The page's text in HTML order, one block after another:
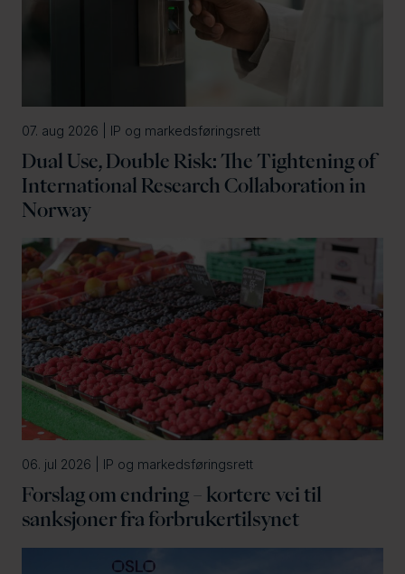
07. aug 2026 | IP og markedsføringsrett
Dual Use, Double Risk: The Tightening of
International Research Collaboration in
Norway
06. jul 2026 | IP og markedsføringsrett
Forslag om endring – kortere vei til
sanksjoner fra forbrukertilsynet